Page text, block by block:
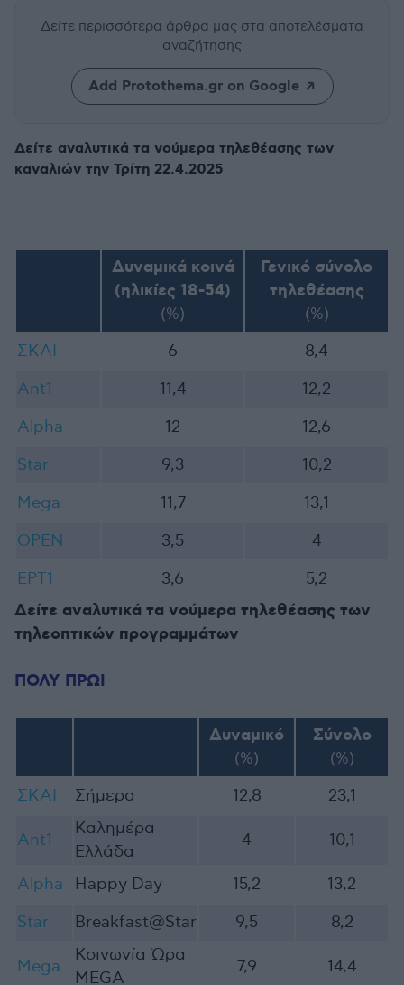
Δείτε περισσότερα άρθρα μας στα αποτελέσματα
αναζήτησης
Add Protothema.gr on Google
Δείτε αναλυτικά τα νούμερα τηλεθέασης των
καναλιών την Τρίτη 22.4.2025
Δυναμικά κοινά
(ηλικίες 18-54)
(%)
Γενικό σύνολο
τηλεθέασης
(%)
ΣΚΑΙ
6
8,4
Ant1
11,4
12,2
Alpha
12
12,6
Star
9,3
10,2
Mega
11,7
13,1
OPEN
3,5
4
ΕΡΤ1
3,6 5,2
Δείτε αναλυτικά τα νούμερα τηλεθέασης των
τηλεοπτικών προγραμμάτων
ΠΟΛΥ ΠΡΩΙ
Δυναμικό
(%)
Σύνολο
(%)
ΣΚΑΙ
Σήμερα 12,8 23,1
Ant1
Καλημέρα
Ελλάδα
4 10,1
Alpha Happy Day 15,2
13,2
Star
Breakfast@Star 9,5 8,2
Mega
Κοινωνία Ώρα
MEGA
7,9 14,4